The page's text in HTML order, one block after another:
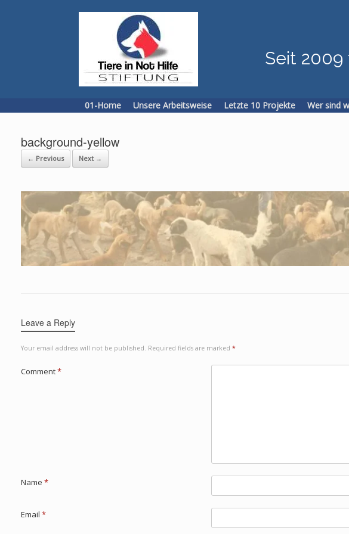
Seit 2009
01-Home Unsere Arbeitsweise Letzte 10 Projekte Wer sind
background-yellow
← Previous Next →
Leave a Reply
Your email address will not be published. Required fields are marked *
Comment*
Name *
Email *